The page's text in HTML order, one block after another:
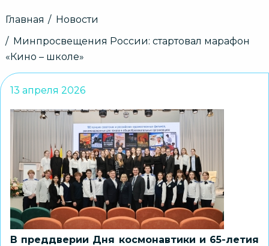
Строка
Главная
Новости
Минпросвещения России: стартовал марафон
«Кино – школе»
13 апреля 2026
В преддверии Дня космонавтики и 65-летия